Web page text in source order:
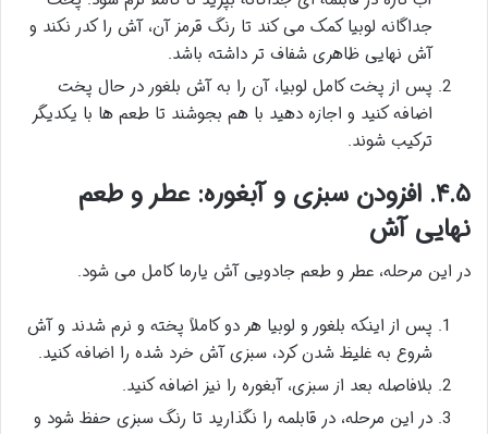
جداگانه لوبیا کمک می کند تا رنگ قرمز آن، آش را کدر نکند و
آش نهایی ظاهری شفاف تر داشته باشد.
پس از پخت کامل لوبیا، آن را به آش بلغور در حال پخت
اضافه کنید و اجازه دهید با هم بجوشند تا طعم ها با یکدیگر
ترکیب شوند.
۴.۵. افزودن سبزی و آبغوره: عطر و طعم
نهایی آش
در این مرحله، عطر و طعم جادویی آش یارما کامل می شود.
پس از اینکه بلغور و لوبیا هر دو کاملاً پخته و نرم شدند و آش
شروع به غلیظ شدن کرد، سبزی آش خرد شده را اضافه کنید.
بلافاصله بعد از سبزی، آبغوره را نیز اضافه کنید.
در این مرحله، در قابلمه را نگذارید تا رنگ سبزی حفظ شود و